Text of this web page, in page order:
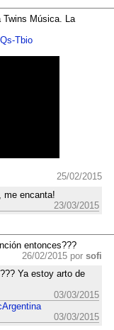
Twins Música. La
Tbio
25/02/2015
me encanta!
23/03/2015
entonces???
26/02/2015 por sofi
Ya estoy arto de
03/03/2015
03/03/2015